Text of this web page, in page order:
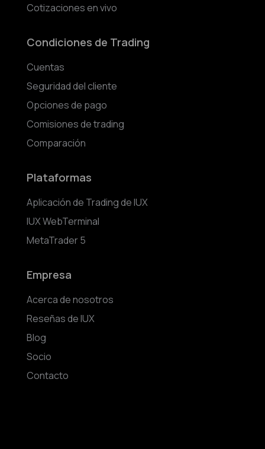
Cotizaciones en vivo
Condiciones de Trading
Cuentas
Seguridad del cliente
Opciones de pago
Comisiones de trading
Comparación
Plataformas
Aplicación de Trading de IUX
IUX WebTerminal
MetaTrader 5
Empresa
Acerca de nosotros
Reseñas de IUX
Blog
Socio
Contacto